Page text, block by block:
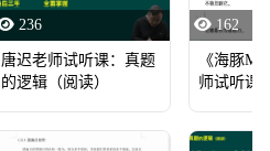
236
唐迟老师试听课：真题
的逻辑（阅读）
162
《海豚
师试听课